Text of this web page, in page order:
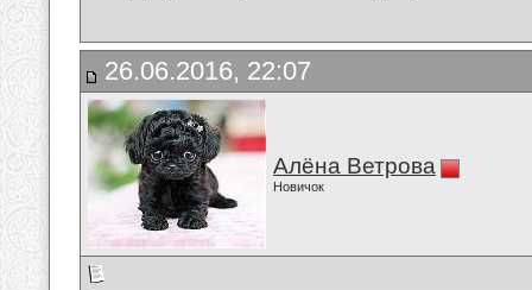
26.06.2016, 22:07
Алёна Ветрова
Новичок